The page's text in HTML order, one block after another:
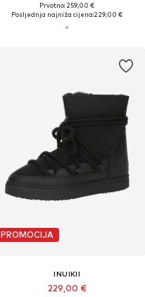
Prvotno: 259,00 €
Posljednja najniža cijena:229,00 €
PROMOCIJA
INUIKII
229,00 €